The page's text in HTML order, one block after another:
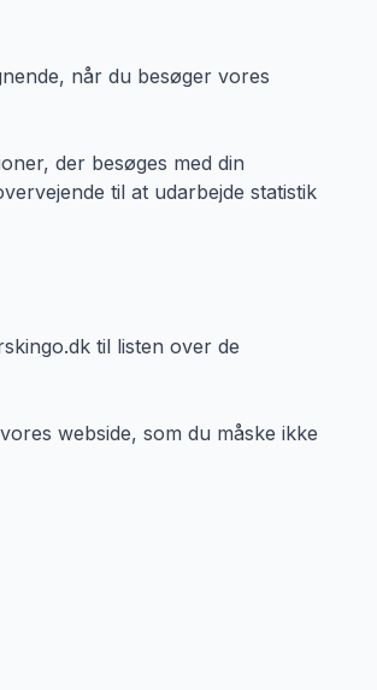
når du besøger vores
der besøges med din
til at udarbejde statistik
til listen over de
webside, som du måske ikke